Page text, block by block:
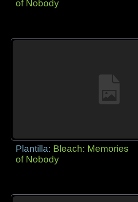
of Nobody
Plantilla: Bleach: Memories
of Nobody